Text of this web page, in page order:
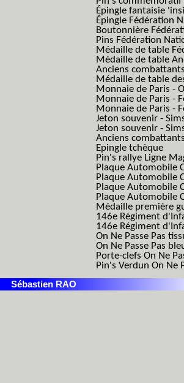
Épingle fantaisie
Épingle Fédération
Boutonnière
Pins Fédération
Médaille de table
Médaille de table
Anciens
Médaille de table
Monnaie de Paris -
Monnaie de Paris -
Monnaie de Paris -
Jeton souvenir -
Jeton souvenir -
Anciens
Epingle tchèque
Pin's rallye Ligne
Plaque Automobile
Plaque Automobile
Plaque Automobile
Plaque Automobile
Médaille première
146e Régiment
146e Régiment
On Ne Passe Pas
On Ne Passe Pas
Porte-clefs On Ne
Pin's Verdun On Ne
Sébastien RAO